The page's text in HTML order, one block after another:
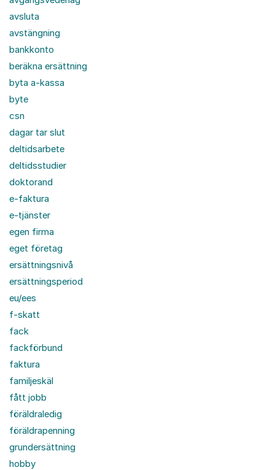
avsluta
avstängning
bankkonto
beräkna ersättning
byta a-kassa
byte
csn
dagar tar slut
deltidsarbete
deltidsstudier
doktorand
e-faktura
e-tjänster
egen firma
eget företag
ersättningsnivå
ersättningsperiod
eu/ees
f-skatt
fack
fackförbund
faktura
familjeskäl
fått jobb
föräldraledig
föräldrapenning
grundersättning
hobby